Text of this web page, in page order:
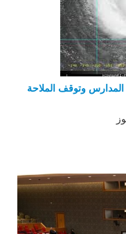
وتوقف الملاحة